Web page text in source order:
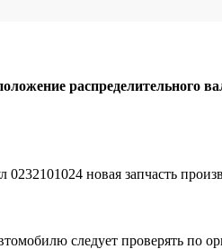
распределительного
0232101024 новая запчасть
следует проверять по